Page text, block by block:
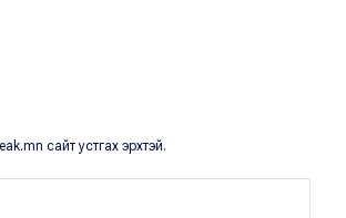
сайт устгах эрхтэй.